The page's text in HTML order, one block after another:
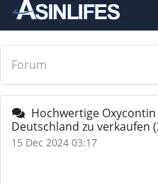
Forum
Hochwertige
Deutschland zu verkaufen
15 Dec 2024 03:17